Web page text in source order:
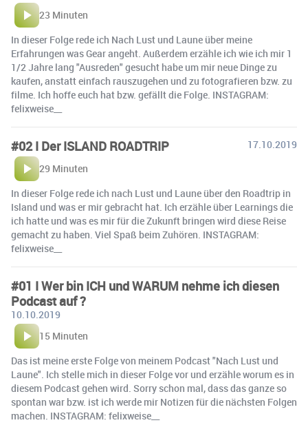
23 Minuten
In dieser Folge rede ich Nach Lust und Laune über meine
Erfahrungen was Gear angeht. Außerdem erzähle ich wie ich mir 1
1/2 Jahre lang "Ausreden" gesucht habe um mir neue Dinge zu
kaufen, anstatt einfach rauszugehen und zu fotografieren bzw. zu
filme. Ich hoffe euch hat bzw. gefällt die Folge. INSTAGRAM:
felixweise__
#02 I Der ISLAND ROADTRIP
17.10.2019
29 Minuten
In dieser Folge rede ich nach Lust und Laune über den Roadtrip in
Island und was er mir gebracht hat. Ich erzähle über Learnings die
ich hatte und was es mir für die Zukunft bringen wird diese Reise
gemacht zu haben. Viel Spaß beim Zuhören. INSTAGRAM:
felixweise__
#01 I Wer bin ICH und WARUM nehme ich diesen
Podcast auf ?
10.10.2019
15 Minuten
Das ist meine erste Folge von meinem Podcast "Nach Lust und
Laune". Ich stelle mich in dieser Folge vor und erzähle worum es in
diesem Podcast gehen wird. Sorry schon mal, dass das ganze so
spontan war bzw. ist ich werde mir Notizen für die nächsten Folgen
machen. INSTAGRAM: felixweise__